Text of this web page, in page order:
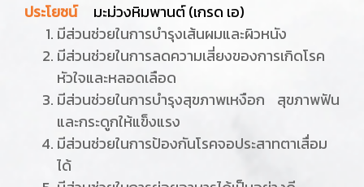
ประโยชน์
มะม่วงหิมพานต์ (เกรด เอ)
มีส่วนช่วยในการบำรุงเส้นผมและผิวหนัง
มีส่วนช่วยในการลดความเสี่ยงของการเกิดโรค
หัวใจและหลอดเลือด
มีส่วนช่วยในการบำรุงสุขภาพเหงือก สุขภาพฟัน
และกระดูกให้แข็งแรง
มีส่วนช่วยในการป้องกันโรคจอประสาทตาเสื่อม
ได้